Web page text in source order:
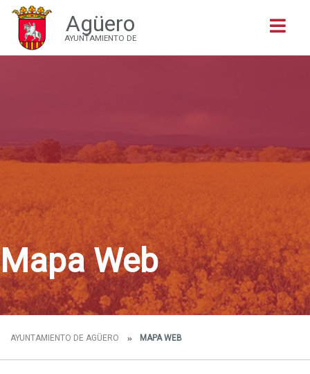
Agüero
AYUNTAMIENTO DE
Mapa Web
AYUNTAMIENTO DE AGÜERO MAPA WEB